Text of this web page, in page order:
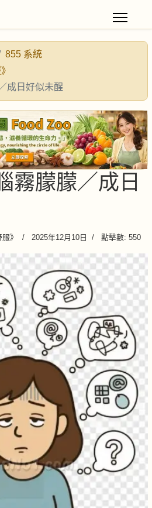
855 系統
成日好似未醒
霧朦朦／成日
》 2025年12月10日 點擊數: 550